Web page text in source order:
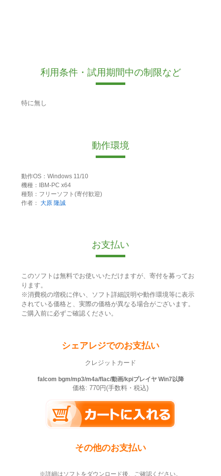
利用条件・試用期間中の制限など
特に無し
動作環境
動作OS：Windows 11/10
機種：IBM-PC x64
種類：フリーソフト(寄付歓迎)
作者： 大原 隆誠
お支払い
このソフトは無料でお使いいただけますが、寄付を募ってお
ります。
※消費税の増税に伴い、ソフト詳細説明や動作環境等に表示
されている価格と、実際の価格が異なる場合がございます。
ご購入前に必ずご確認ください。
シェアレジでのお支払い
クレジットカード
falcom bgm/mp3/m4a/flac/動画/kpiプレイヤ Win7以降
価格: 770円(手数料・税込)
その他のお支払い
※詳細はソフトをダウンロード後、ご確認ください。